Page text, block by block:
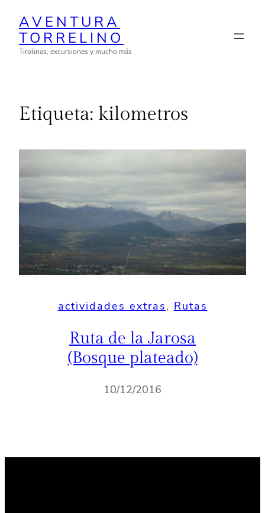
contenido
AVENTURA
TORRELINO
Tirolinas, excursiones y mucho más
Etiqueta: kilometros
actividades extras, Rutas
Ruta de la Jarosa
(Bosque plateado)
10/12/2016